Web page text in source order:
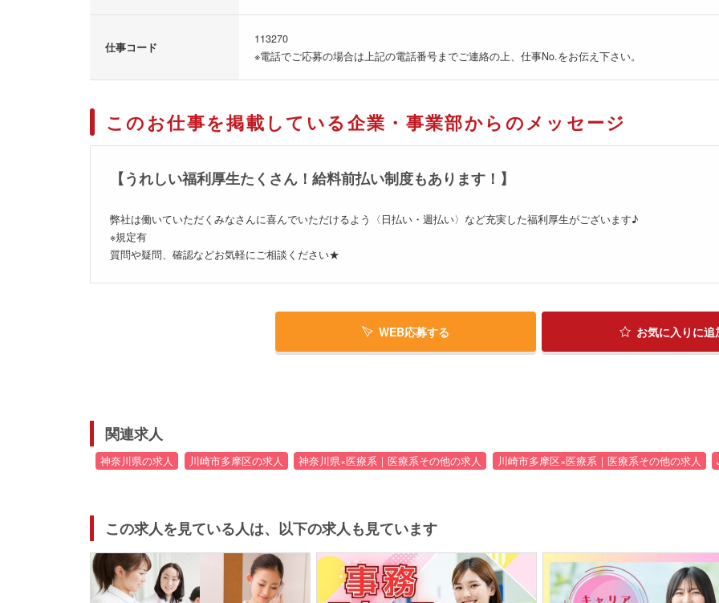
仕事コード
113270
※電話でご応募の場合は上記の電話番号までご連絡の上、仕事No.をお伝え下さい。
このお仕事を掲載している企業・事業部からのメッセージ
【うれしい福利厚生たくさん！給料前払い制度もあります！】
弊社は働いていただくみなさんに喜んでいただけるよう〈日払い・週払い〉など充実した福利厚生がございます♪
※規定有
質問や疑問、確認などお気軽にご相談ください★
WEB応募する お気に入り に追
関連求人
神奈川県の求人 川崎市多摩区の求人 神奈川県×医療系｜医療系その他の求人 川崎市多摩区×医療系｜医療系その他の求人
この求人を見ている人は、以下の求人も見ています